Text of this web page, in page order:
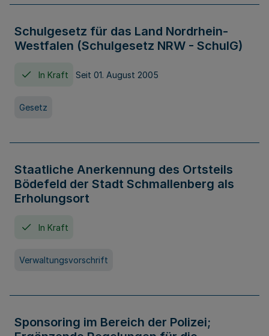
Schulgesetz für das Land Nordrhein-
Westfalen (Schulgesetz NRW - SchulG)
In Kraft Seit 01. August 2005
Gesetz
Staatliche Anerkennung des Ortsteils
Bödefeld der Stadt Schmallenberg als
Erholungsort
In Kraft
Verwaltungsvorschrift
Sponsoring im Bereich der Polizei;